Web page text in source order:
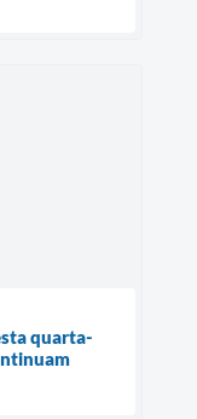
quarta-